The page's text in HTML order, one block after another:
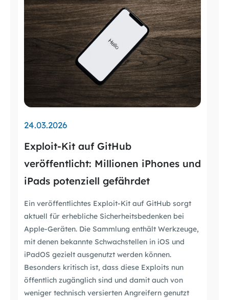
24.03.2026
Exploit-Kit auf GitHub
veröffentlicht: Millionen iPhones und
iPads potenziell gefährdet
Ein veröffentlichtes Exploit-Kit auf GitHub sorgt
aktuell für erhebliche Sicherheitsbedenken bei
Apple-Geräten. Die Sammlung enthält Werkzeuge,
mit denen bekannte Schwachstellen in iOS und
iPadOS gezielt ausgenutzt werden können.
Besonders kritisch ist, dass diese Exploits nun
öffentlich zugänglich sind und damit auch von
weniger technisch versierten Angreifern genutzt